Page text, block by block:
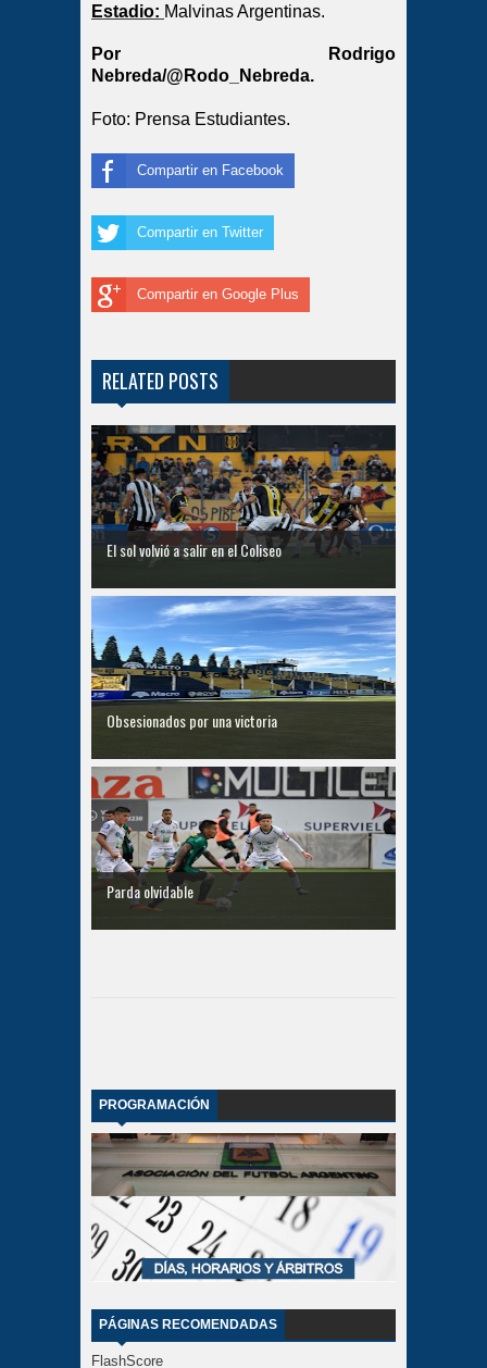
Estadio: Malvinas Argentinas.
Por Rodrigo
Nebreda/@Rodo_Nebreda.
Foto: Prensa Estudiantes.
Compartir en Facebook
Compartir en Twitter
Compartir en Google Plus
RELATED POSTS
El sol volvió a salir en el Coliseo
Obsesionados por una victoria
Parda olvidable
PROGRAMACIÓN
PÁGINAS RECOMENDADAS
FlashScore